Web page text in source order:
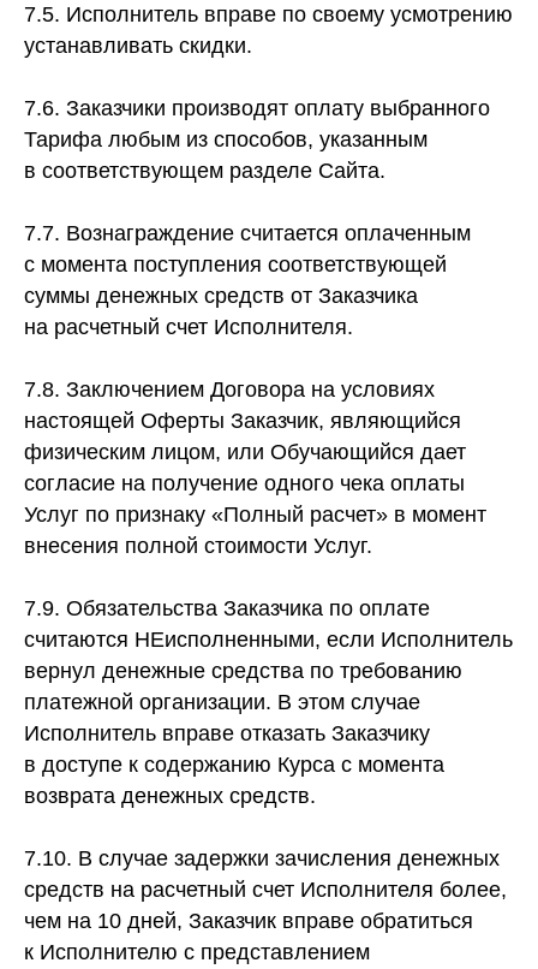
задачи? Напишите нам в бот, поможем
подобрать обучение и не потратить деньги зря
Проконсультироваться
7.5. Исполнитель вправе по своему усмотрению
устанавливать скидки.
7.6. Заказчики производят оплату выбранного
Тарифа любым из способов, указанным
в соответствующем разделе Сайта.
7.7. Вознаграждение считается оплаченным
с момента поступления соответствующей
суммы денежных средств от Заказчика
на расчетный счет Исполнителя.
7.8. Заключением Договора на условиях
настоящей Оферты Заказчик, являющийся
физическим лицом, или Обучающийся дает
согласие на получение одного чека оплаты
Услуг по признаку «Полный расчет» в момент
внесения полной стоимости Услуг.
7.9. Обязательства Заказчика по оплате
считаются НЕисполненными, если Исполнитель
вернул денежные средства по требованию
платежной организации. В этом случае
Исполнитель вправе отказать Заказчику
в доступе к содержанию Курса с момента
возврата денежных средств.
7.10. В случае задержки зачисления денежных
средств на расчетный счет Исполнителя более,
чем на 10 дней, Заказчик вправе обратиться
к Исполнителю с представлением